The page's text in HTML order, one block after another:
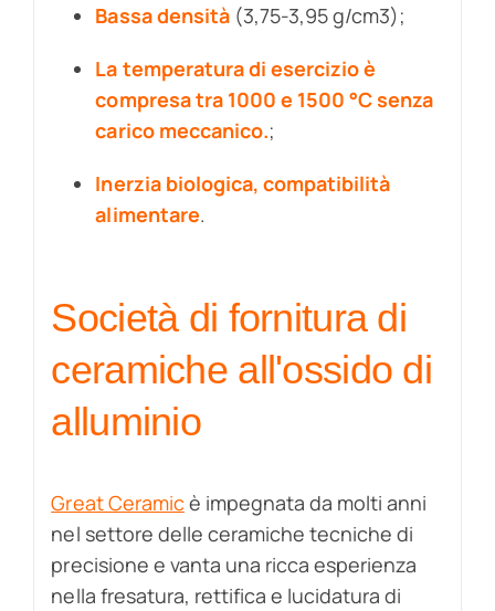
Bassa densità(3,75-3,95 g/cm3);
La temperatura di esercizio è
compresa tra 1000 e 1500 °C senza
carico meccanico.;
Inerzia biologica, compatibilità
alimentare.
Società di fornitura di
ceramiche all'ossido di
alluminio
Great Ceramicè impegnata da molti anni
nel settore delle ceramiche tecniche di
precisione e vanta una ricca esperienza
nella fresatura, rettifica e lucidatura di